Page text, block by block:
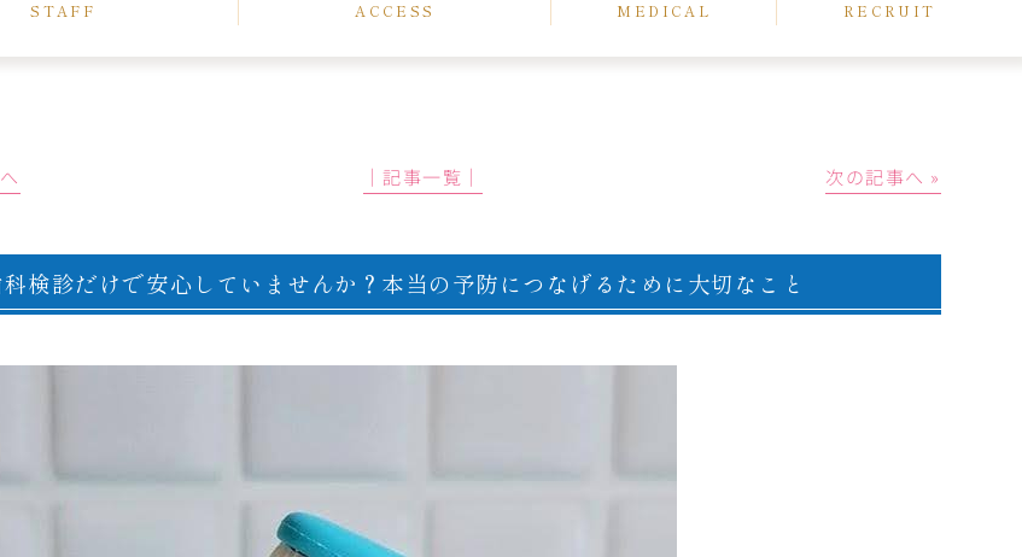
STAFF ACCESS MEDICAL RECRUIT
│記事一覧│ 次の記事へ »
検診だけで安心していませんか？本当の予防につなげるために大切なこと